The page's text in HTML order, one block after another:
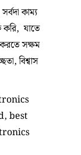
কাম্য
করি, যাতে
করতে সক্ষম
বিশ্বাস
best